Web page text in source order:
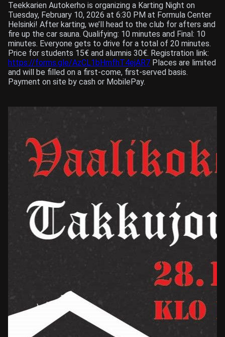
Teekkarien Autokerho is organizing a Karting Night on
Tuesday, February 10, 2026 at 6:30 PM at Formula Center
Helsinki! After karting, we’ll head to the club for afters and
fire up the car sauna. Qualifying: 10 minutes and Final: 10
minutes. Everyone gets to drive for a total of 20 minutes.
Price for students 15€ and alumnis 30€. Registration link:
https://forms.gle/AzCL1bHmfhT4ejAR7 Places are limited
and will be filled on a first-come, first-served basis.
Payment on site by cash or MobilePay.